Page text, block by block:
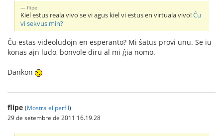
flipe:
Kiel estus reala vivo se vi agus kiel vi estus en virtuala vivo!Ĉu
vi sekvus min?
Ĉu estas videoludojn en esperanto? Mi ŝatus provi unu. Se iu
konas ajn ludo, bonvole diru al mi ĝia nomo.
Dankon
flipe (Mostra el perfil)
29 de setembre de 2011 16.19.28